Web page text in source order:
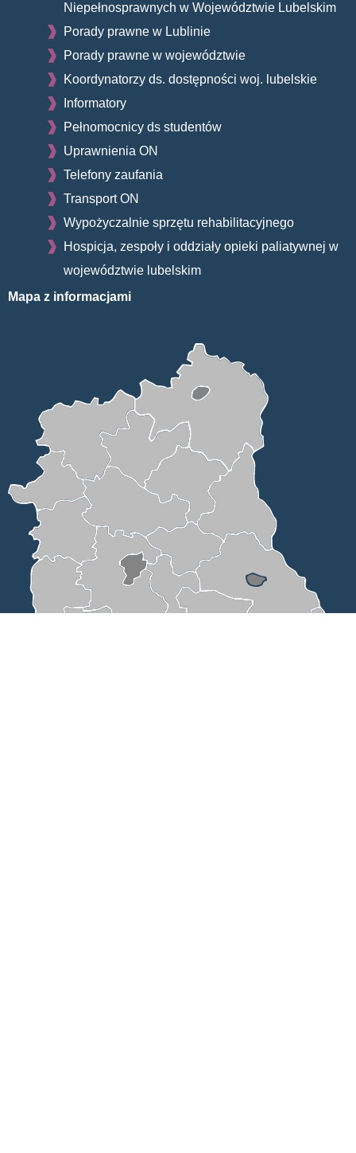
Niepełnosprawnych w Województwie Lubelskim
Porady prawne w Lublinie
Porady prawne w województwie
Koordynatorzy ds. dostępności woj. lubelskie
Informatory
Pełnomocnicy ds studentów
Uprawnienia ON
Telefony zaufania
Transport ON
Wypożyczalnie sprzętu rehabilitacyjnego
Hospicja, zespoły i oddziały opieki paliatywnej w
województwie lubelskim
Mapa z informacjami